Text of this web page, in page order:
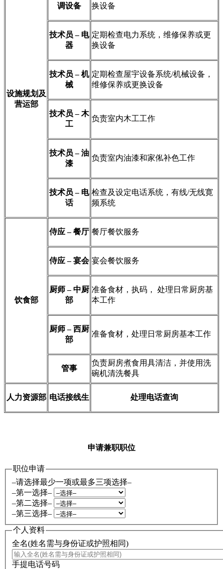
设施规划及
营运部
调设备
换设备
技术员 – 电
器
定期检查电力系统，维修保养或更
换设备
技术员 – 机
械
定期检查屋宇设备系统/机械设备，
维修保养或更换设备
技术员 – 木
工
负责室内木工工作
技术员 – 油
漆
负责室内油漆和家俬补色工作
技术员 – 电
话
检查及设定电话系统，有线/无线寛
频系统
饮食部
侍应 – 餐厅 餐厅餐饮服务
侍应 – 宴会 宴会餐饮服务
厨师 – 中厨
部
准备食材，执码， 处理日常厨房基
本工作
厨师 – 西厨
部
准备食材，处理日常厨房基本工作
管事
负责厨房煮食用具清洁，并使用洗
碗机清洗餐具
人力资源部 电话接线生 处理电话查询
申请兼职职位
职位申请
–请选择最少一项或最多三项选择–
–第一选择–
–第二选择–
–第三选择–
个人资料
全名(姓名需与身份证或护照相同)
手提电话号码